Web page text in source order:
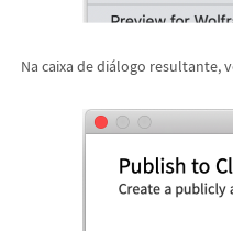
Na caixa de diálogo resultante,